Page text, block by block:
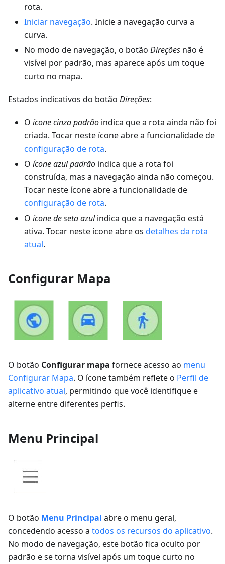
rota.
Iniciar navegação. Inicie a navegação curva a
curva.
No modo de navegação, o botão Direções não é
visível por padrão, mas aparece após um toque
curto no mapa.
Estados indicativos do botão Direções:
O ícone cinza padrão indica que a rota ainda não foi
criada. Tocar neste ícone abre a funcionalidade de
configuração de rota.
O ícone azul padrão indica que a rota foi
construída, mas a navegação ainda não começou.
Tocar neste ícone abre a funcionalidade de
configuração de rota.
O ícone de seta azulindica que a navegação está
ativa. Tocar neste ícone abre os detalhes da rota
atual.
Configurar Mapa
O botão Configurar mapa fornece acesso ao menu
Configurar Mapa. O ícone também reflete o Perfil de
aplicativo atual, permitindo que você identifique e
alterne entre diferentes perfis.
Menu Principal
O botão Menu Principal abre o menu geral,
concedendo acesso a todos os recursos do aplicativo.
No modo de navegação, este botão fica oculto por
padrão e se torna visível após um toque curto no